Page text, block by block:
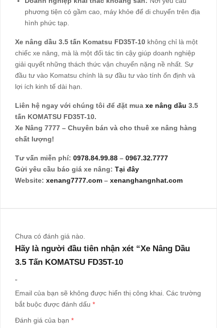
phương tiện có gầm cao, máy khỏe để di chuyển trên địa
hình phức tạp.
Xe nâng dầu 3.5 tấn Komatsu FD35T-10 không chỉ là một
chiếc xe nâng, mà là một đối tác tin cậy giúp doanh nghiệp
giải quyết những thách thức vận chuyển nặng nề nhất. Sự
đầu tư vào Komatsu chính là sự đầu tư vào tính ổn định và
lợi ích kinh tế dài hạn.
Liên hệ ngay với chúng tôi để đặt mua xe nâng dầu 3.5
tấn KOMATSU FD35T-10.
Xe Nâng 7777 – Chuyên bán và cho thuê xe nâng hàng
chất lượng!
Tư vấn miễn phí: 0978.84.99.88 – 0967.32.7777
Gửi yêu cầu báo giá xe nâng: Tại đây
Website: xenang7777.com – xenanghangnhat.com
Chưa có đánh giá nào.
Hãy là người đầu tiên nhận xét “Xe Nâng Dầu
3.5 Tấn KOMATSU FD35T-10
”
Email của bạn sẽ không được hiển thị công khai. Các trường
bắt buộc được đánh dấu *
Đánh giá của bạn *